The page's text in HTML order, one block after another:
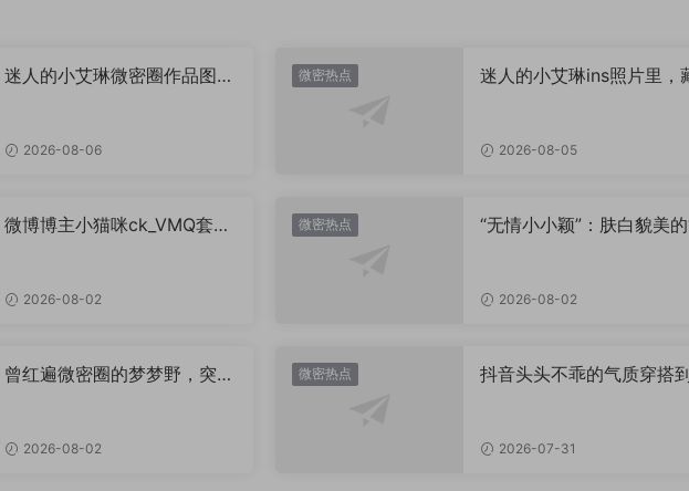
迷人的小艾琳微密圈作品图
2026-08-06
微密热点
迷人的小艾琳ins照片里，
2026-08-05
微博博主小猫咪ck_VMQ套
2026-08-02
微密热点
“无情小小颖”：肤白貌美的
2026-08-02
曾红遍微密圈的梦梦野，突然
2026-08-02
微密热点
抖音头头不乖的气质穿搭
2026-07-31